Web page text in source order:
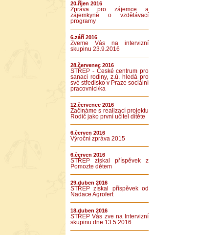
20.říjen 2016
Zpráva pro zájemce a
zájemkyně o vzdělávací
programy
6.září 2016
Zveme Vás na intervizní
skupinu 23.9.2016
28.červenec 2016
STŘEP - České centrum pro
sanaci rodiny, z.ú. hledá pro
své středisko v Praze sociální
pracovnici/ka
12.červenec 2016
Začínáme s realizací projektu
Rodič jako první učitel dítěte
6.červen 2016
Výroční zpráva 2015
6.červen 2016
STŘEP získal příspěvek z
Pomozte dětem
29.duben 2016
STŘEP získal příspěvek od
Nadace Agrofert
18.duben 2016
STŘEP Vás zve na Intervizní
skupinu dne 13.5.2016